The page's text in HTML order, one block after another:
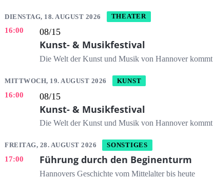
DIENSTAG, 18. AUGUST 2026 THEATER
16:00 08/15
Kunst- & Musikfestival
Die Welt der Kunst und Musik von Hannover
MITTWOCH, 19. AUGUST 2026 KUNST
16:00 08/15
Kunst- & Musikfestival
Die Welt der Kunst und Musik von Hannover
FREITAG, 28. AUGUST 2026 SONSTIGES
17:00 Führung durch den Beginenturm
Hannovers Geschichte vom Mittelalter bis heute